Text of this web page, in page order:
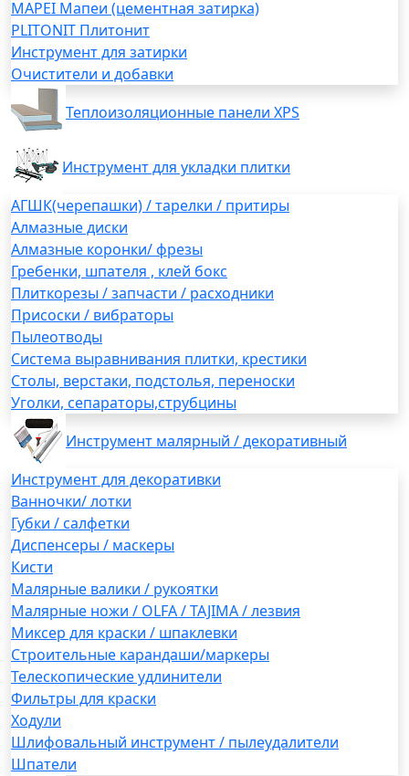
MAPEI Мапеи (цементная затирка)
PLITONIT Плитонит
Инструмент для затирки
Очистители и добавки
Теплоизоляционные панели XPS
Инструмент для укладки плитки
АГШК(черепашки) / тарелки / притиры
Алмазные диски
Алмазные коронки/ фрезы
Гребенки, шпателя , клей бокс
Плиткорезы / запчасти / расходники
Присоски / вибраторы
Пылеотводы
Система выравнивания плитки, крестики
Столы, верстаки, подстолья, переноски
Уголки, сепараторы,струбцины
Инструмент малярный / декоративный
Инструмент для декоративки
Ванночки/ лотки
Губки / салфетки
Диспенсеры / маскеры
Кисти
Малярные валики / рукоятки
Малярные ножи / OLFA / TAJIMA / лезвия
Миксер для краски / шпаклевки
Строительные карандаши/маркеры
Телескопические удлинители
Фильтры для краски
Ходули
Шлифовальный инструмент / пылеудалители
Шпатели